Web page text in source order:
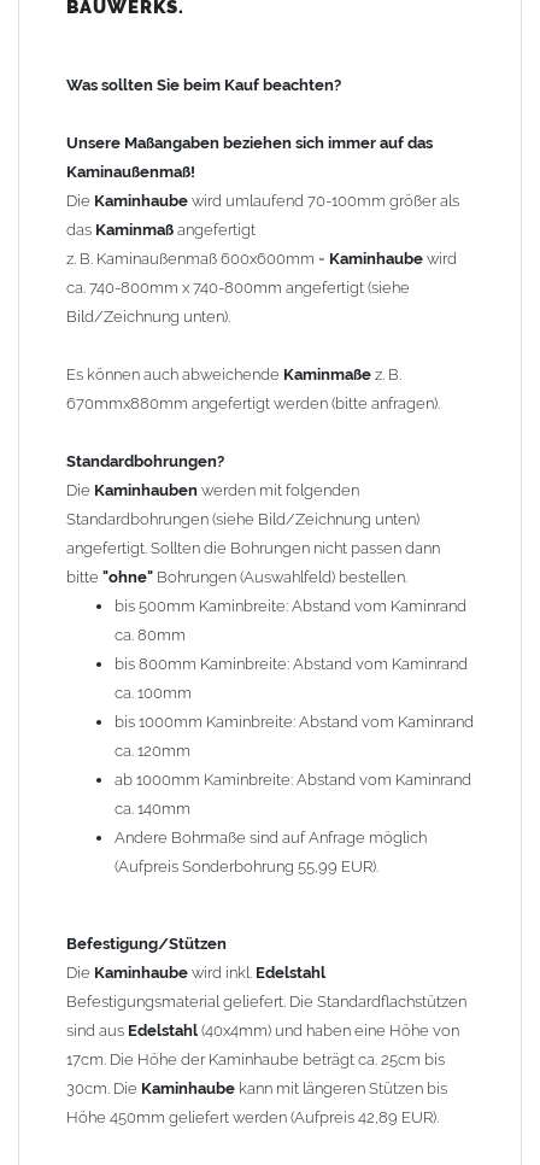
100mm
120mm
140mm
Andere Bohrmaße sind auf Anfrage möglich (Aufpreis
Sonderbohrung 55,99 EUR).
Befestigung/Stützen
Kaminhaubewird inkl. EdelstahlBefestigungsmaterial
geliefert. Die Standardflachstützen sind aus
beträgt ca. 25cm bis 30cm. DieKaminhaubekann mit längeren
Stützen bis Höhe 450mm geliefert werden (Aufpreis 42,89 EUR).
Kaminkopfabdeckung
Kaminhaubewirdohne Kaminkopfabdeckung
Kaminkopfabdeckungenfinden Sie unter "Kaminabdeckung
Es stehen insgesamt 20 verschiedene Typen zur Auswahl. Bitte
Auswahlfeldangeben.
Standardhauben siehe Auswahlfeld: 01 Haus,03 Welle
(unser Topseller)
Laube, 13 Schwalbe, 14 Sattel Welle, 15 Welle 90° gedreht,
17 Dach, 18 Plafond 2, 19 S-Line, 20 Pult
Typ 07 (Welle hoch) und 08 (Doppel Welle) haben einen
Aufpreis von 20% (bitte anfragen - Bestellung nicht über
Shop möglich).
Die Typen 02 (Bogen), 06 (Krempe), 09 (Pagode), 10
1,5mm hergestellt (Preis auf Anfrage = ca. 2-3-fache vom
1,5mm Standardpreis)
allgemeine Informationen:
Ab einer Kaminlängevon 1200mm werden 6
Kaminstützengeliefert.
Bei der Kombination mitWetterfahneundKaminbreite
BAUWERKS.
Was sollten Sie beim Kauf beachten?
Unsere Maßangaben beziehen sich immer auf das
Kaminaußenmaß!
Die Kaminhaube wird umlaufend 70-100mm größer als
das Kaminmaß angefertigt
z. B. Kaminaußenmaß 600x600mm = Kaminhaube wird
ca. 740-800mm x 740-800mm angefertigt (siehe
Bild/Zeichnung unten).
Es können auch abweichende Kaminmaße z. B.
670mmx880mm angefertigt werden (bitte anfragen).
Standardbohrungen?
Die Kaminhauben werden mit folgenden
Standardbohrungen (siehe Bild/Zeichnung unten)
angefertigt. Sollten die Bohrungen nicht passen dann
bitte "ohne" Bohrungen (Auswahlfeld) bestellen.
bis 500mm Kaminbreite: Abstand vom Kaminrand
ca. 80mm
bis 800mm Kaminbreite: Abstand vom Kaminrand
ca. 100mm
bis 1000mm Kaminbreite: Abstand vom Kaminrand
ca. 120mm
ab 1000mm Kaminbreite: Abstand vom Kaminrand
ca. 140mm
Andere Bohrmaße sind auf Anfrage möglich
(Aufpreis Sonderbohrung 55,99 EUR).
Befestigung/Stützen
Die Kaminhaube wird inkl. Edelstahl
Befestigungsmaterial geliefert. Die Standardflachstützen
sind aus Edelstahl (40x4mm) und haben eine Höhe von
17cm. Die Höhe der Kaminhaube beträgt ca. 25cm bis
30cm. Die Kaminhaube kann mit längeren Stützen bis
Höhe 450mm geliefert werden (Aufpreis 42,89 EUR).